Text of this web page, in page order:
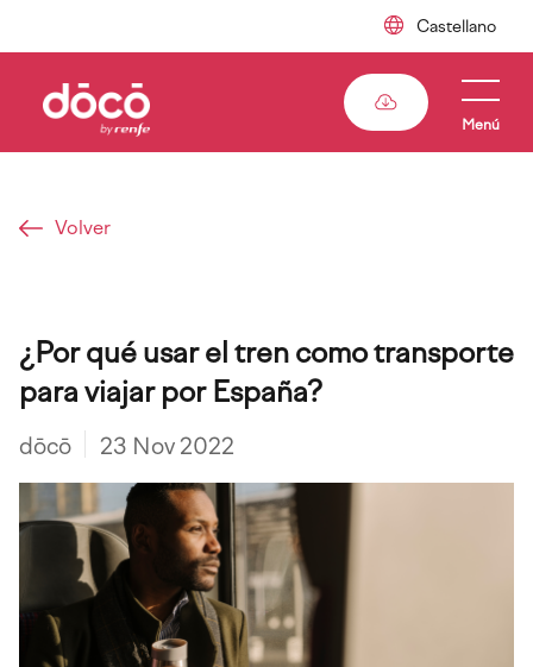
principal
Menú
Volver
enlaces
de
ayuda
a
la
navegación
¿Por qué usar el tren como transporte
para viajar por España?
dōcō 23 Nov 2022